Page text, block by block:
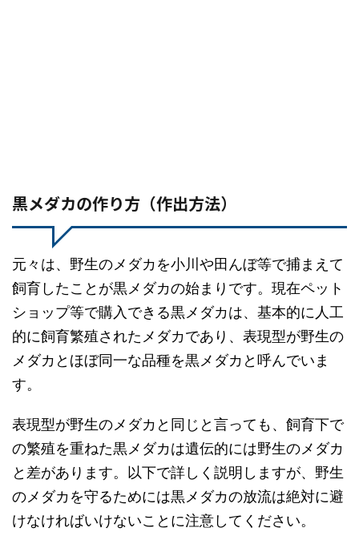
黒メダカの作り方（作出方法）
元々は、野生のメダカを小川や田んぼ等で捕まえて
飼育したことが黒メダカの始まりです。現在ペット
ショップ等で購入できる黒メダカは、基本的に人工
的に飼育繁殖されたメダカであり、表現型が野生の
メダカとほぼ同一な品種を黒メダカと呼んでいま
す。
表現型が野生のメダカと同じと言っても、飼育下で
の繁殖を重ねた黒メダカは遺伝的には野生のメダカ
と差があります。以下で詳しく説明しますが、野生
のメダカを守るためには黒メダカの放流は絶対に避
けなければいけないことに注意してください。